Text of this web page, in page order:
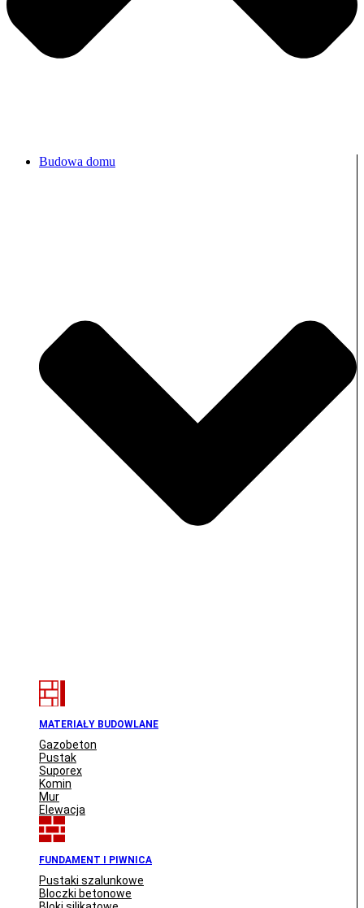
Budowa domu
MATERIAŁY BUDOWLANE
Gazobeton
Pustak
Suporex
Komin
Mur
Elewacja
FUNDAMENT I PIWNICA
Pustaki szalunkowe
Bloczki betonowe